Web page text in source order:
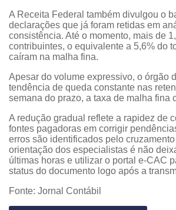
A Receita Federal também divulgou o
declarações que já foram retidas em
consistência. Até o momento, mais de
contribuintes, o equivalente a 5,6% do
caíram na malha fina.
Apesar do volume expressivo, o órgão
tendência de queda constante nas
semana do prazo, a taxa de malha fina
A redução gradual reflete a rapidez de
fontes pagadoras em corrigir
erros são identificados pelo
orientação dos especialistas é não
últimas horas e utilizar o portal e-CAC
status do documento logo após a
Fonte: Jornal Contábil